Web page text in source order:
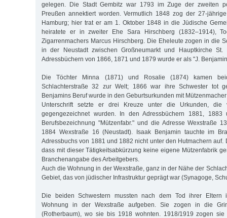
gelegen. Die Stadt Gembitz war 1793 im Zuge der zweiten
Preußen annektiert worden. Vermutlich 1848 zog der 27-
Hamburg; hier trat er am 1. Oktober 1848 in die Jüdische
heiratete er in zweiter Ehe Sara Hirschberg (1832–1914),
Zigarrenmachers Marcus Hirschberg. Die Eheleute zogen in die
in der Neustadt zwischen Großneumarkt und Hauptkirche
Adressbüchern von 1866, 1871 und 1879 wurde er als "J.
Die Töchter Minna (1871) und Rosalie (1874) kamen
Schlachterstraße 32 zur Welt; 1866 war ihre Schwester tot
Benjamins Beruf wurde in den Geburtsurkunden mit
Unterschrift setzte er drei Kreuze unter die Urkunden, die
gegengezeichnet wurden. In den Adressbüchern 1881,
Berufsbezeichnung "Mützenfabr." und die Adresse Wexstraße
1884 Wexstraße 16 (Neustadt). Isaak Benjamin tauchte im
Adressbuchs von 1881 und 1882 nicht unter den Hutmachern auf.
dass mit dieser Tätigkeitsabkürzung keine eigene Mützenfabrik
Branchenangabe des Arbeitgebers.
Auch die Wohnung in der Wexstraße, ganz in der Nähe der
Gebiet, das von jüdischer Infrastruktur geprägt war (Synagoge,
Die beiden Schwestern mussten nach dem Tod ihrer Eltern
Wohnung in der Wexstraße aufgeben. Sie zogen in die
(Rotherbaum), wo sie bis 1918 wohnten. 1918/1919 zogen